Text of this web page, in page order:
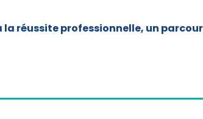
la réussite professionnelle, un